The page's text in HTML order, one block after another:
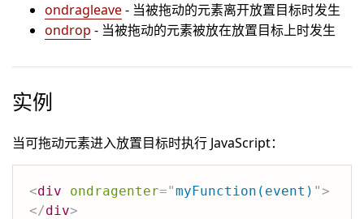
ondragleave- 当被拖动的元素离开放置目标时发生
ondrop - 当被拖动的元素被放在放置目标上时发生
实例
当可拖动元素进入放置目标时执行 JavaScript：
<div ondragenter="myFunction(event) ">
</div>